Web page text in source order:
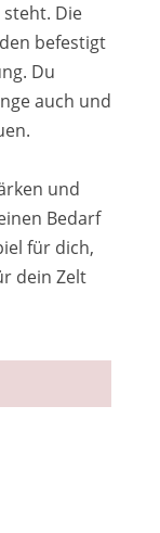
Die
befestigt
Du
auch und
und
Bedarf
für dich,
dein Zelt